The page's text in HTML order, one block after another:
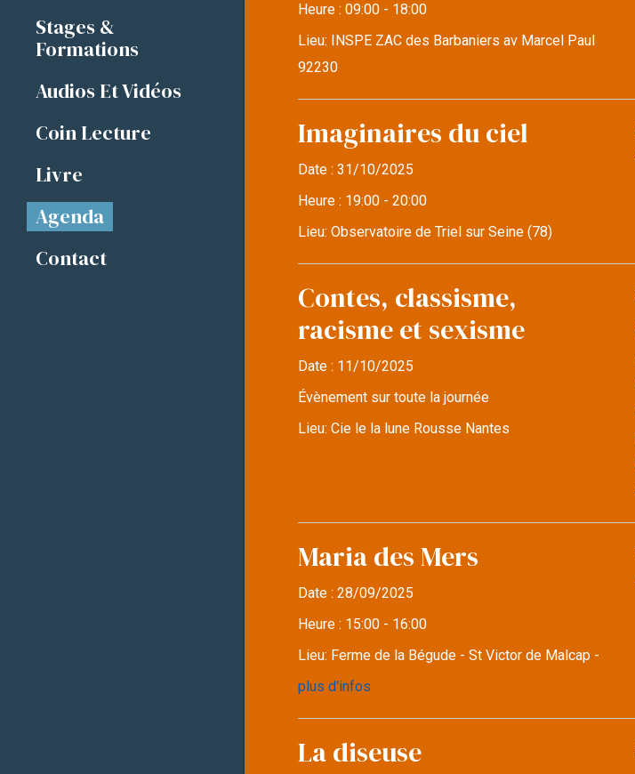
Stages &
Formations
Audios Et Vidéos
Coin Lecture
Livre
Agenda
Contact
Heure :09:00 - 18:00
Lieu:
INSPE ZAC des Barbaniers av Marcel Paul
92230
Imaginaires du ciel
Date :31/10/2025
Heure : 19:00 - 20:00
Lieu:Observatoire de Triel sur Seine (78)
Contes, classisme,
racisme et sexisme
Date : 11/10/2025
Évènement sur toute la journée
Lieu:Cie le la lune Rousse Nantes
Maria des Mers
Date :28/09/2025
Heure : 15:00 - 16:00
Lieu: Ferme de la Bégude - St Victor de Malcap -
plus d'infos
La diseuse